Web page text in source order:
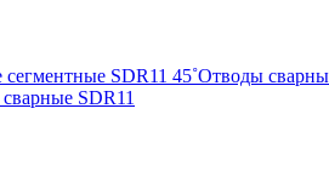
SDR11 45˚Отводы
SDR11